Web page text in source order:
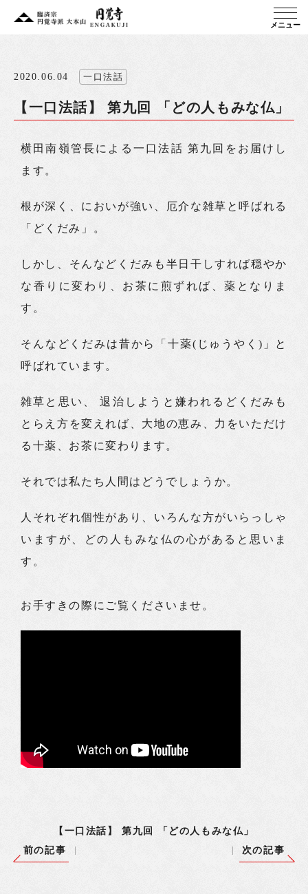
メニュー
2020.06.04 一口法話
【一口法話】 第九回 「どの人もみな仏」
横田南嶺管長による一口法話 第九回をお届けし
ます。
根が深く、においが強い、厄介な雑草と呼ばれる
「どくだみ」。
しかし、そんなどくだみも半日干しすれば穏やか
な香りに変わり、お茶に煎ずれば、薬となりま
す。
そんなどくだみは昔から「十薬(じゅうやく)」と
呼ばれています。
雑草と思い、 退治しようと嫌われるどくだみも
とらえ方を変えれば、大地の恵み、力をいただけ
る十薬、お茶に変わります。
それでは私たち人間はどうでしょうか。
人それぞれ個性があり、いろんな方がいらっしゃ
いますが、どの人もみな仏の心があると思いま
す。
お手すきの際にご覧くださいませ。
【一口法話】 第九回 「どの人もみな仏」
前の記事
次の記事